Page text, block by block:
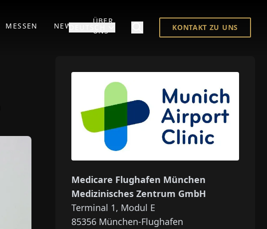
MESSEN NEWS
ÜBER
UNS
KONTAKT ZU UNS
Medicare Flughafen München
Medizinisches Zentrum GmbH
Terminal 1, Modul E
85356 München-Flughafen